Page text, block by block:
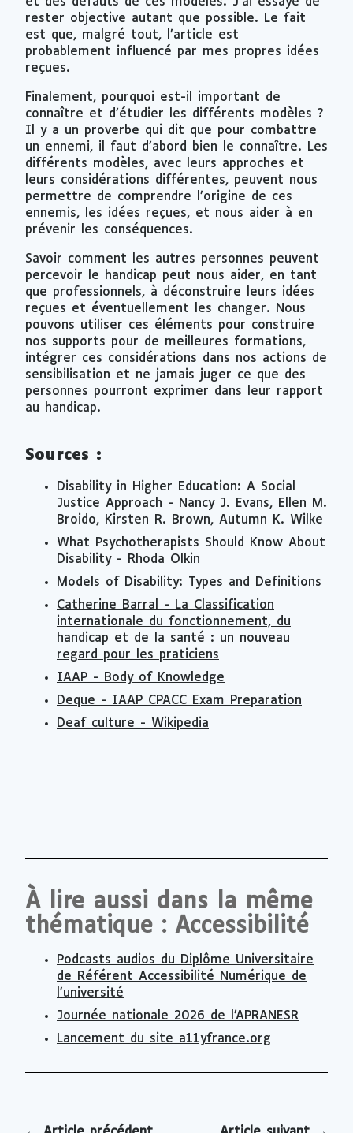
rester objective autant que possible. Le fait
est que, malgré tout, l’article est
probablement influencé par mes propres idées
reçues.
Finalement, pourquoi est-il important de
connaître et d’étudier les différents modèles ?
Il y a un proverbe qui dit que pour combattre
un ennemi, il faut d’abord bien le connaître. Les
différents modèles, avec leurs approches et
leurs considérations différentes, peuvent nous
permettre de comprendre l’origine de ces
ennemis, les idées reçues, et nous aider à en
prévenir les conséquences.
Savoir comment les autres personnes peuvent
percevoir le handicap peut nous aider, en tant
que professionnels, à déconstruire leurs idées
reçues et éventuellement les changer. Nous
pouvons utiliser ces éléments pour construire
nos supports pour de meilleures formations,
intégrer ces considérations dans nos actions de
sensibilisation et ne jamais juger ce que des
personnes pourront exprimer dans leur rapport
au handicap.
Sources :
Disability in Higher Education: A Social
Justice Approach - Nancy J. Evans, Ellen M.
Broido, Kirsten R. Brown, Autumn K. Wilke
What Psychotherapists Should Know About
Disability - Rhoda Olkin
Models of Disability: Types and Definitions
Catherine Barral - La Classification
internationale du fonctionnement, du
handicap et de la santé : un nouveau
regard pour les praticiens
IAAP - Body of Knowledge
Deque - IAAP CPACC Exam Preparation
Deaf culture - Wikipedia
À lire aussi dans la même
thématique : Accessibilité
Podcasts audios du Diplôme Universitaire
de Référent Accessibilité Numérique de
l'université
Journée nationale 2026 de l’APRANESR
Lancement du site a11yfrance.org